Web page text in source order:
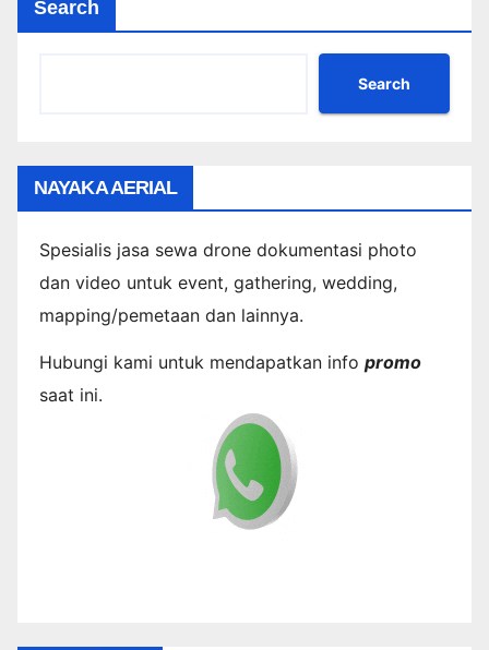
Search
Search
NAYAKA AERIAL
Spesialis jasa sewa drone dokumentasi photo
dan video untuk event, gathering, wedding,
mapping/pemetaan dan lainnya.
Hubungi kami untuk mendapatkan info promo
saat ini.